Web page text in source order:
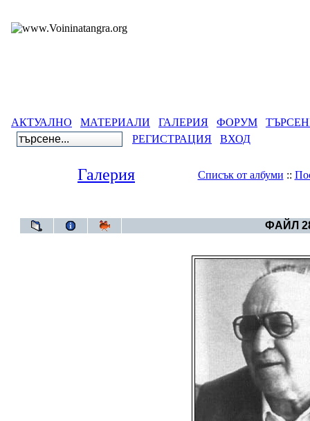
АКТУАЛНО МАТЕРИАЛИ ГАЛЕРИЯ ФОРУМ
РЕГИСТРАЦИЯ
ВХОД
Галерия Списък от албуми ::
ФАЙЛ